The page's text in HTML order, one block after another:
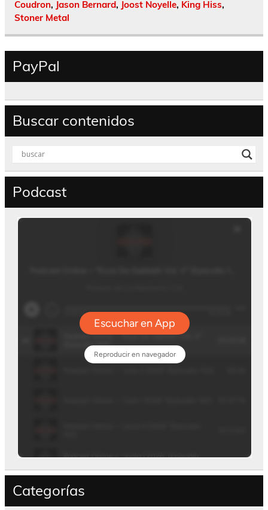
Coudron, Jason Bernard, Joost Noyelle, King Hiss,
Stoner Metal
PayPal
Buscar contenidos
Podcast
Categorías